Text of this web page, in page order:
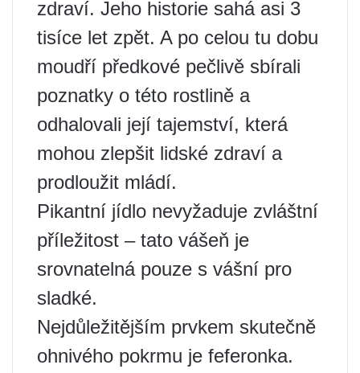
zdraví. Jeho historie sahá asi 3
tisíce let zpět. A po celou tu dobu
moudří předkové pečlivě sbírali
poznatky o této rostlině a
odhalovali její tajemství, která
mohou zlepšit lidské zdraví a
prodloužit mládí.
Pikantní jídlo nevyžaduje zvláštní
příležitost – tato vášeň je
srovnatelná pouze s vášní pro
sladké.
Nejdůležitějším prvkem skutečně
ohnivého pokrmu je feferonka.